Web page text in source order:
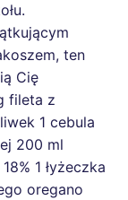
ten
Cię
fileta z
1 cebula
200 ml
1 łyżeczka
oregano